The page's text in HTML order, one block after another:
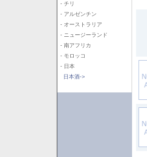
- チリ
- アルゼンチン
- オーストラリア
- ニュージーランド
- 南アフリカ
- モロッコ
- 日本
日本酒->